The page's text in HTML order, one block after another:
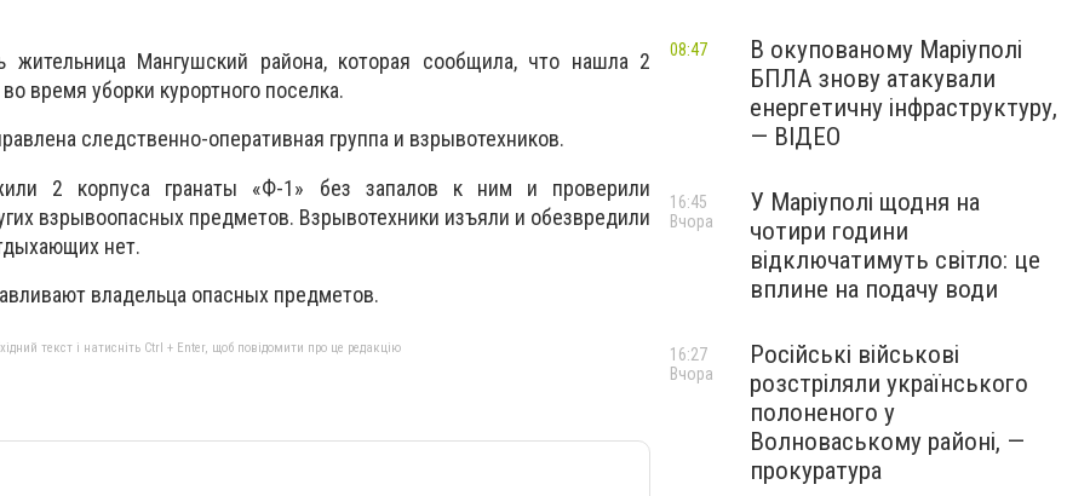
жительница Мангушский района, которая сообщила, что нашла 2
время уборки курортного поселка.
следственно-оперативная группа и взрывотехников.
2 корпуса гранаты «Ф-1» без запалов к ним и проверили
взрывоопасных предметов. Взрывотехники изъяли и обезвредили
нет.
владельца опасных предметов.
текст і натисніть Ctrl + Enter, щоб повідомити про це редакцію
В окупованому Маріуполі
БПЛА знову атакували
енергетичну інфраструктуру,
— ВІДЕО
08:47
У Маріуполі щодня на
чотири години
відключатимуть світло: це
вплине на подачу води
16:45
Вчора
Російські військові
розстріляли українського
полоненого у
Волноваському районі, —
прокуратура
16:27
Вчора